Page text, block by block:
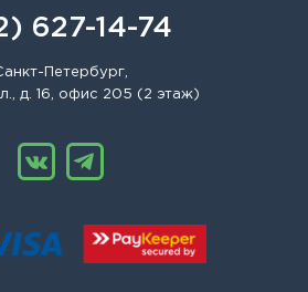
627-14-74
Петербург,
д. 16, офис 205 (2 этаж)